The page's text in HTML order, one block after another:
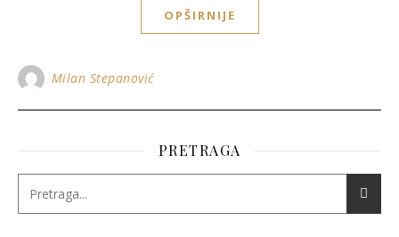
OPŠIRNIJE
Milan Stepanović
PRETRAGA